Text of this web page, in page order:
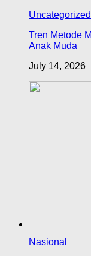
Uncategorized
Tren Metode
Anak Muda
July 14, 2026
Nasional